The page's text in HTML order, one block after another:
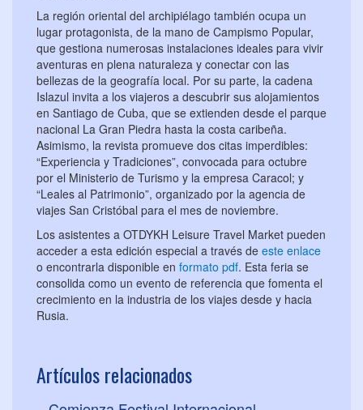
La región oriental del archipiélago también ocupa un
lugar protagonista, de la mano de Campismo Popular,
que gestiona numerosas instalaciones ideales para vivir
aventuras en plena naturaleza y conectar con las
bellezas de la geografía local. Por su parte, la cadena
Islazul invita a los viajeros a descubrir sus alojamientos
en Santiago de Cuba, que se extienden desde el parque
nacional La Gran Piedra hasta la costa caribeña.
Asimismo, la revista promueve dos citas imperdibles:
“Experiencia y Tradiciones”, convocada para octubre
por el Ministerio de Turismo y la empresa Caracol; y
“Leales al Patrimonio”, organizado por la agencia de
viajes San Cristóbal para el mes de noviembre.
Los asistentes a OTDYKH Leisure Travel Market pueden
acceder a esta edición especial a través de este enlace
o encontrarla disponible en formato pdf. Esta feria se
consolida como un evento de referencia que fomenta el
crecimiento en la industria de los viajes desde y hacia
Rusia.
Artículos relacionados